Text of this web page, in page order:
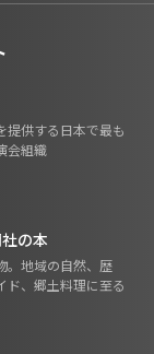
提供する日本で最も
会組織
の本
。地域の自然、歴
ド、郷土料理に至る